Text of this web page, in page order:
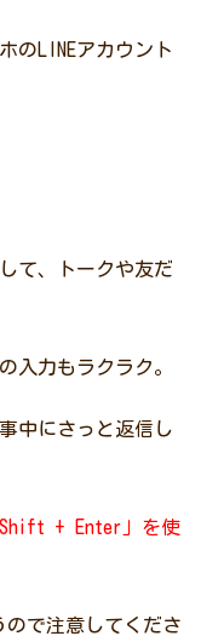
のLINEアカウント
て、トークや友だ
入力もラクラク。
中にさっと返信し
+ Enter」を使
で注意してくださ